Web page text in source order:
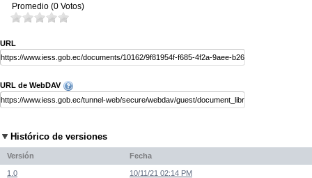
Promedio (0 Votos)
URL
URL de WebDAV
Histórico de versiones
Versión Fecha
1.0 10/11/21 02:14 PM